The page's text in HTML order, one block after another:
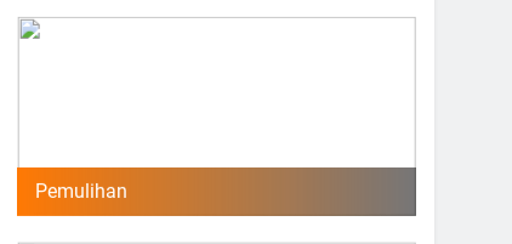
Pemulihan